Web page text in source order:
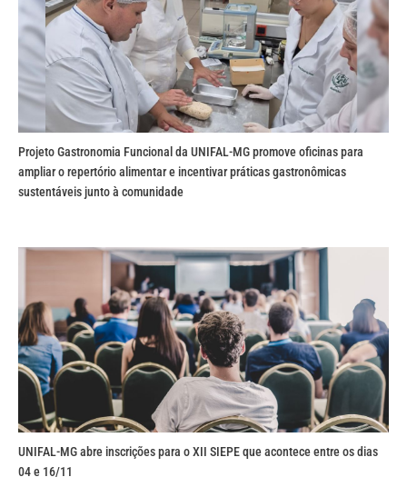
Projeto Gastronomia Funcional da UNIFAL-MG promove oficinas para
ampliar o repertório alimentar e incentivar práticas gastronômicas
sustentáveis junto à comunidade
UNIFAL-MG abre inscrições para o XII SIEPE que acontece entre os dias
04 e 16/11